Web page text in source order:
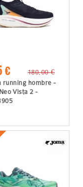
€
180,00 €
running hombre -
Vista 2 -